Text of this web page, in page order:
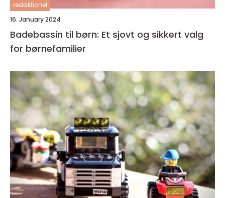
redaktionel
16. January 2024
Badebassin til børn: Et sjovt og sikkert valg
for børnefamilier